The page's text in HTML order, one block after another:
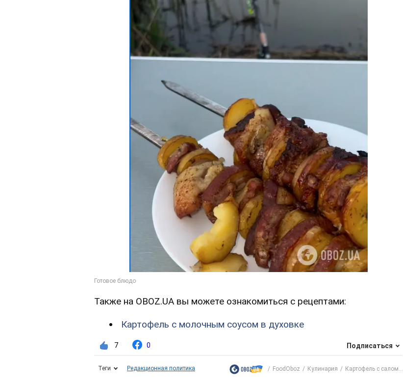
Также на OBOZ.UA вы можете ознакомиться с рецептами:
Картофель с молочным соусом в духовке
7 0 Подписаться
Теги Редакционная политика FoodOboz Кулинария Картофель с салом...